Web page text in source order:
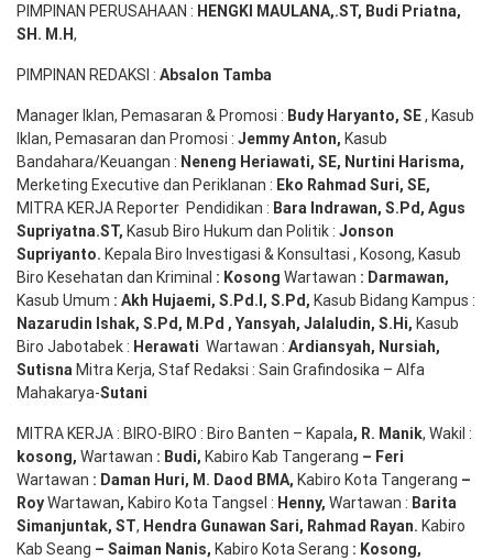
PIMPINAN PERUSAHAAN : HENGKI MAULANA,.ST, Budi Priatna,
SH . M.H,
PIMPINAN REDAKSI : Absalon Tamba
Manager Iklan, Pemasaran & Promosi : Budy Haryanto, SE, Kasub
Iklan, Pemasaran dan Promosi : Jemmy Anton, Kasub
Bandahara/Keuangan : Neneng Heriawati, SE, Nurtini Harisma,
Merketing Executive dan Periklanan : Eko Rahmad Suri, SE,
MITRA KERJA Reporter Pendidikan : Bara Indrawan, S.Pd , Agus
Supriyatna.ST, Kasub Biro Hukum dan Politik : Jonson
Supriyanto. Kepala Biro Investigasi & Konsultasi , Kosong, Kasub
Biro Kesehatan dan Kriminal : Kosong Wartawan : Darmawan,
Kasub Umum : Akh Hujaemi, S.Pd.I, S.Pd , Kasub Bidang Kampus :
Nazarudin Ishak, S.Pd , M.Pd , Yansyah, Jalaludin, S.Hi, Kasub
Biro Jabotabek : Herawati Wartawan : Ardiansyah, Nursiah,
Sutisna Mitra Kerja, Staf Redaksi : Sain Grafindosika – Alfa
Mahakarya-Sutani
MITRA KERJA : BIRO-BIRO : Biro Banten – Kapala, R. Manik, Wakil :
kosong, Wartawan : Budi, Kabiro Kab Tangerang – Feri
Wartawan : Daman Huri, M. Daod BMA, Kabiro Kota Tangerang –
RoyWartawan, Kabiro Kota Tangsel : Henny, Wartawan : Barita
Simanjuntak, ST, Hendra Gunawan Sari, Rahmad Rayan. Kabiro
Kab Seang – Saiman Nanis, Kabiro Kota Serang : Kosong,